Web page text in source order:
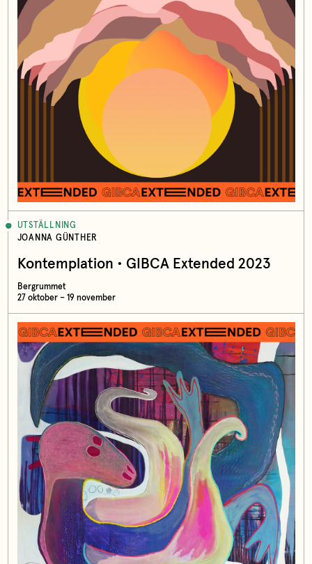
UTSTÄLLNING
JOANNA GÜNTHER
Kontemplation • GIBCA Extended 2023
Bergrummet
27 oktober – 19 november